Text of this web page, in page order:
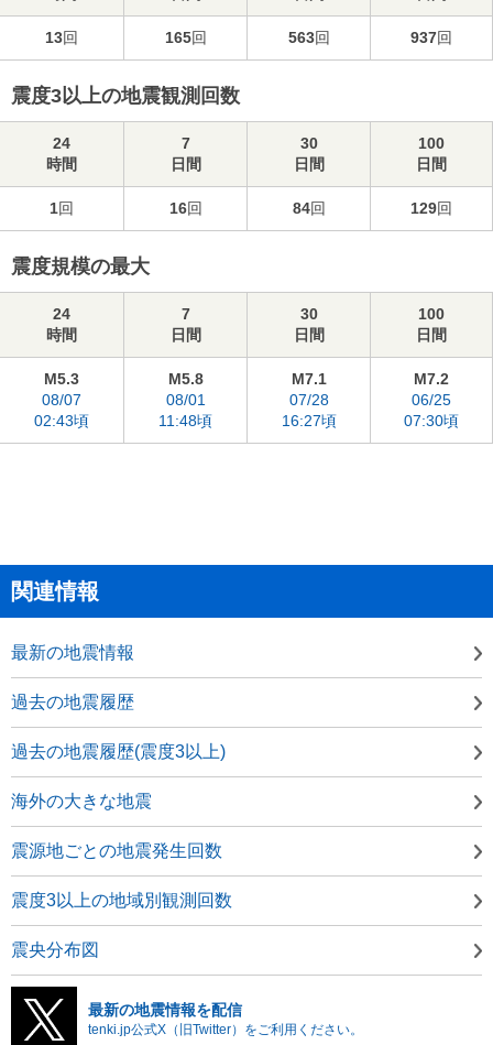
13回 165回 563回 937回
震度3以上の地震観測回数
24
時間
7
日間
30
日間
100
日間
1回 16回 84回 129回
震度規模の最大
24
時間
7
日間
30
日間
100
日間
M5.3
08/07
02:43頃
M5.8
08/01
11:48頃
M7.1
07/28
16:27頃
M7.2
06/25
07:30頃
関連情報
最新の地震情報
過去の地震履歴
過去の地震履歴(震度3以上)
海外の大きな地震
震源地ごとの地震発生回数
震度3以上の地域別観測回数
震央分布図
最新の地震情報を配信
tenki.jp公式X（旧Twitter）をご利用ください。